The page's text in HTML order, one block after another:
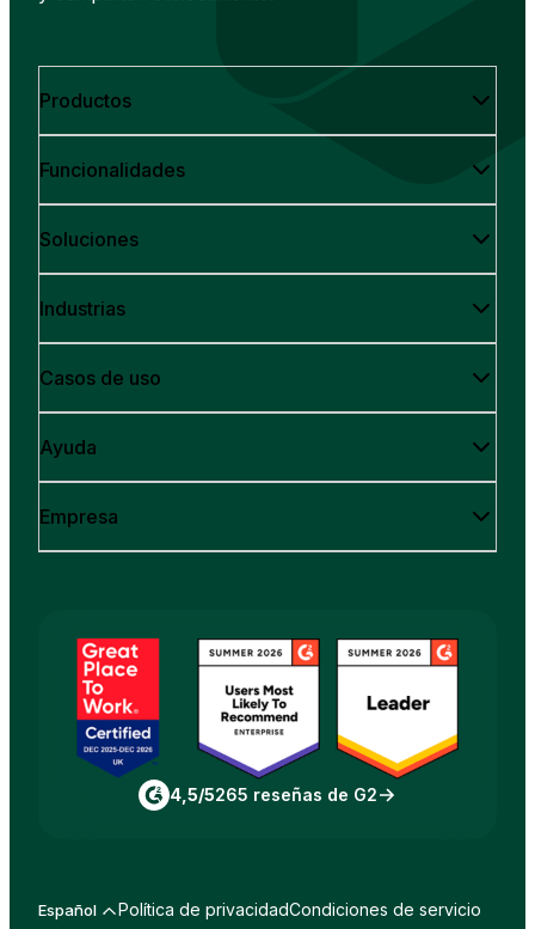
Productos
Funcionalidades
Soluciones
Industrias
Casos de uso
Ayuda
Empresa
4,5/5265 reseñas de G2
Español Política de privacidadCondiciones de servicio